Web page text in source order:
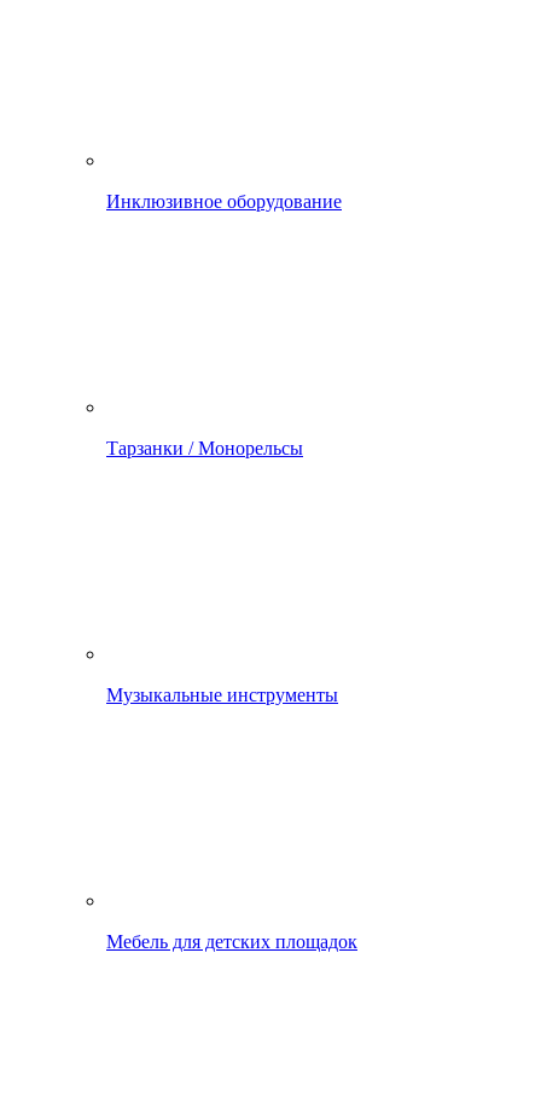
Инклюзивное оборудование
Тарзанки / Монорельсы
Музыкальные инструменты
Мебель для детских площадок